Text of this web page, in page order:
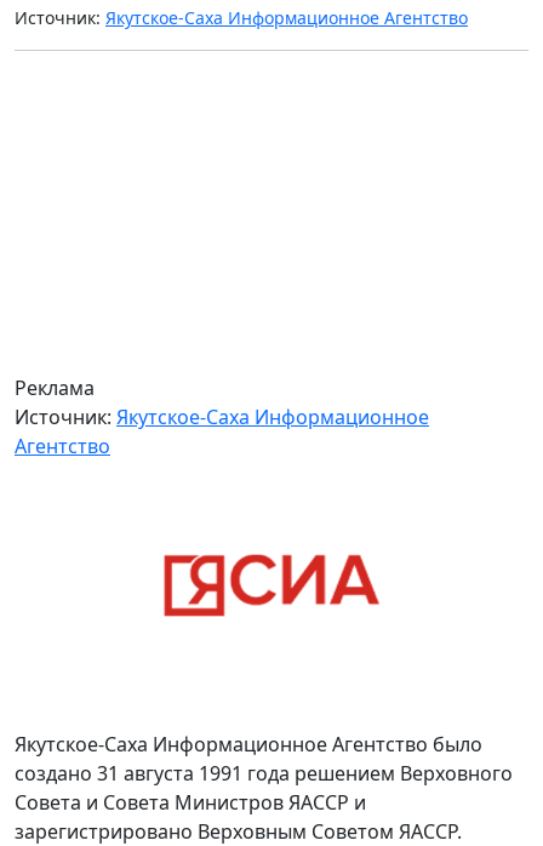
Источник: Якутское-Саха Информационное Агентство
Реклама
Источник: Якутское-Саха Информационное
Агентство
Якутское-Саха Информационное Агентство было
создано 31 августа 1991 года решением Верховного
Совета и Совета Министров ЯАССР и
зарегистрировано Верховным Советом ЯАССР.